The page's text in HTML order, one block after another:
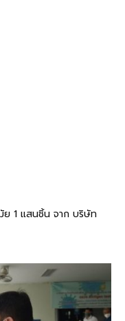
ย 1 แสนชิ้น จาก บริษัท